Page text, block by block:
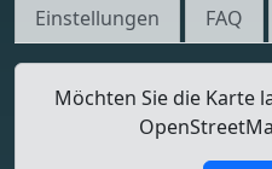
Einstellungen
FAQ
Möchten Sie die Karte